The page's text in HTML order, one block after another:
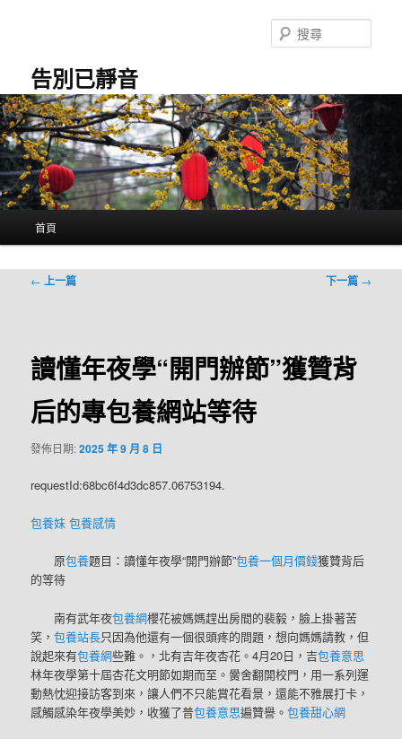
容
告別已靜音
尋
首頁
文
← 上一篇 下一篇 →
讀懂年夜學“開門辦節”獲贊背
后的專包養網站等待
發佈日期:2025 年 9 月 8 日
requestId:68bc6f4d3dc857.06753194.
包養妹 包養感情
原包養題目：讀懂年夜學“開門辦節”包養一個月價錢獲贊背后
的等待
南有武年夜包養網櫻花被媽媽趕出房間的裴毅，臉上掛著苦
笑，包養站長只因為他還有一個很頭疼的問題，想向媽媽請教，但
說起來有包養網些難。，北有吉年夜杏花。4月20日，吉包養意思
林年夜學第十屆杏花文明節如期而至。黌舍翻開校門，用一系列運
動熱忱迎接訪客到來，讓人們不只能賞花看景，還能不雅展打卡，
感觸感染年夜學美妙，收獲了普包養意思遍贊譽。包養甜心網